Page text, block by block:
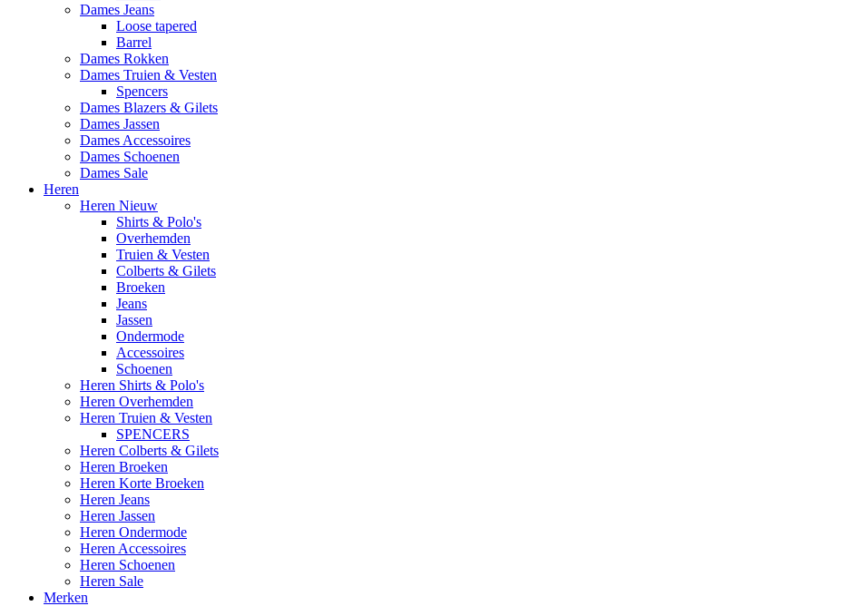
Dames Jeans
Loose tapered
Barrel
Dames Rokken
Dames Truien & Vesten
Spencers
Dames Blazers & Gilets
Dames Jassen
Dames Accessoires
Dames Schoenen
Dames Sale
Heren
Heren Nieuw
Shirts & Polo's
Overhemden
Truien & Vesten
Colberts & Gilets
Broeken
Jeans
Jassen
Ondermode
Accessoires
Schoenen
Heren Shirts & Polo's
Heren Overhemden
Heren Truien & Vesten
SPENCERS
Heren Colberts & Gilets
Heren Broeken
Heren Korte Broeken
Heren Jeans
Heren Jassen
Heren Ondermode
Heren Accessoires
Heren Schoenen
Heren Sale
Merken